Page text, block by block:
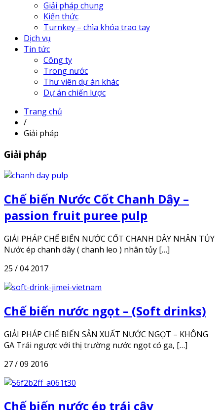
Giải pháp chung
Kiến thức
Turnkey – chìa khóa trao tay
Dịch vụ
Tin tức
Công ty
Trong nước
Thư viên dự án khác
Dự án chiến lược
Trang chủ
/
Giải pháp
Giải pháp
Chế biến Nước Cốt Chanh Dây –
passion fruit puree pulp
GIẢI PHÁP CHẾ BIẾN NƯỚC CỐT CHANH DÂY NHÂN TỦY
Nước ép chanh dây ( chanh leo ) nhân tủy […]
25 / 04 2017
Chế biến nước ngọt – (Soft drinks)
GIẢI PHÁP CHẾ BIẾN SẢN XUẤT NƯỚC NGỌT – KHÔNG
GA Trái ngược với thị trường nước ngọt có ga, […]
27 / 09 2016
Chế biến nước ép trái cây